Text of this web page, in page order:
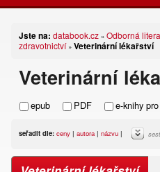
Jste na: databook.cz » Odborná
zdravotnictví » Veterinární lékařství
Veterinární
epub PDF e-knihy
seřadit dle: ceny | autora | názvu |